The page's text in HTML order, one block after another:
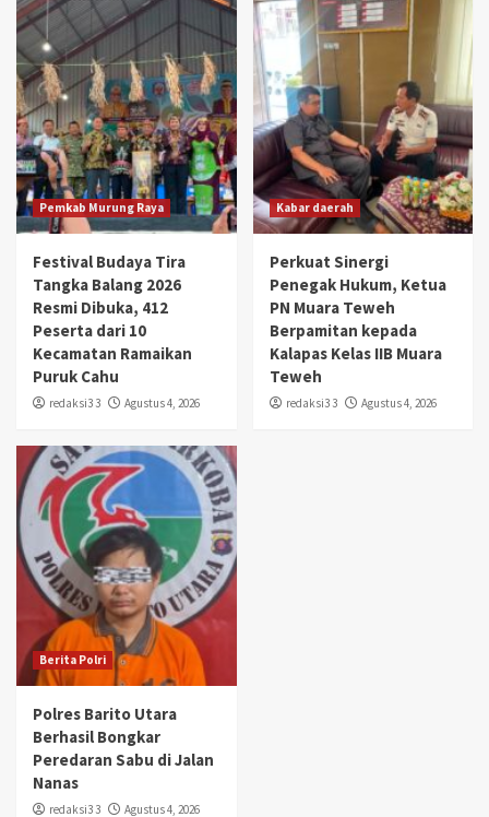
Pemkab Murung Raya
Festival Budaya Tira
Tangka Balang 2026
Resmi Dibuka, 412
Peserta dari 10
Kecamatan Ramaikan
Puruk Cahu
redaksi3 3 Agustus 4, 2026
Kabar daerah
Perkuat Sinergi
Penegak Hukum, Ketua
PN Muara Teweh
Berpamitan kepada
Kalapas Kelas IIB Muara
Teweh
redaksi3 3 Agustus 4, 2026
Berita Polri
Polres Barito Utara
Berhasil Bongkar
Peredaran Sabu di Jalan
Nanas
redaksi3 3 Agustus 4, 2026